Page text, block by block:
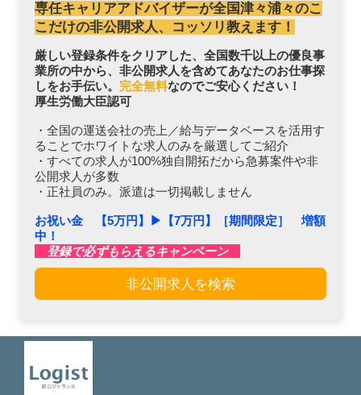
専任キャリアアドバイザーが全国津々浦々のこ
こだけの非公開求人、コッソリ教えます！
厳しい登録条件をクリアした、全国数千以上の優良事
業所の中から、非公開求人を含めてあなたのお仕事探
しをお手伝い。 完全無料なのでご安心ください！
厚生労働大臣認可
・全国の運送会社の売上／給与データベースを活用す
ることでホワイトな求人のみを厳選してご紹介
・すべての求人が100%独自開拓だから急募案件や非
公開求人が多数
・正社員のみ。派遣は一切掲載しません
お祝い金 【5万円】▶︎【7万円】［期間限定］ 増額
中！
登録で必ずもらえるキャンペーン
非公開求人を検索